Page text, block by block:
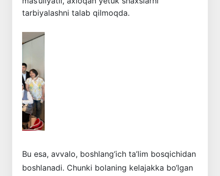
tarbiyalashni talab qilmoqda.
Oldingi
Bu esa, avvalo, boshlang‘ich ta’lim bosqichidan
boshlanadi. Chunki bolaning kelajakka bo‘lgan